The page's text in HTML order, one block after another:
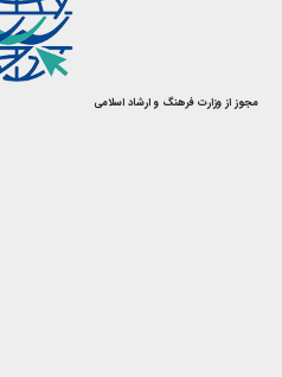
مجوز از وزارت فرهنگ و ارشاد اسلامی